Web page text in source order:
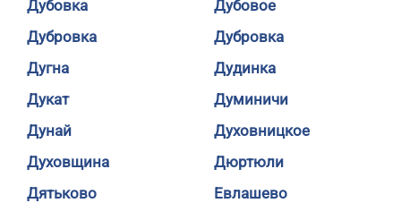
Дубовка
Дубовое
Дубровка
Дубровка
Дугна
Дудинка
Дукат
Думиничи
Дунай
Духовницкое
Духовщина
Дюртюли
Дятьково
Евлашево